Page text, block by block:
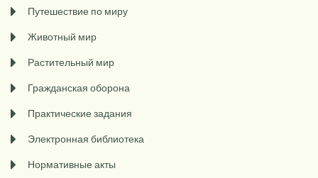
Путешествие по миру
Животный мир
Растительный мир
Гражданская оборона
Практические задания
Электронная библиотека
Нормативные акты